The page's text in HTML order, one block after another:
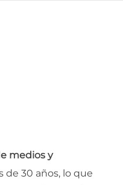
medios y
de 30 años, lo que